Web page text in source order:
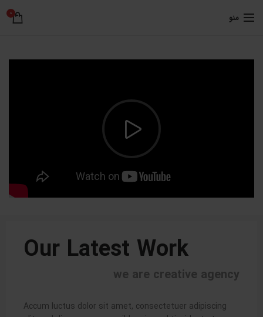
منو 0
Our Latest Work
we are creative agency
Accum luctus dolor sit amet, consectetuer adipiscing